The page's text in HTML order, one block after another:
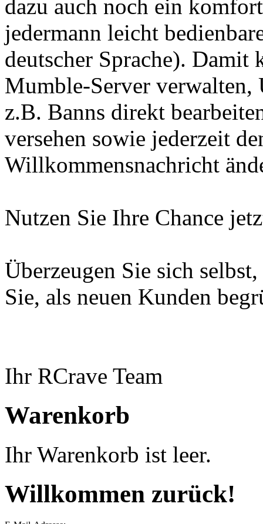
dazu auch noch ein
jedermann leicht
deutscher Sprache). Damit
Mumble-Server verwalten,
z.B. Banns direkt
versehen sowie jederzeit
Willkommensnachricht
Nutzen Sie Ihre Chance
Überzeugen Sie sich
Sie, als neuen Kunden
Ihr RCrave Team
Warenkorb
Ihr Warenkorb ist leer.
Willkommen zurück!